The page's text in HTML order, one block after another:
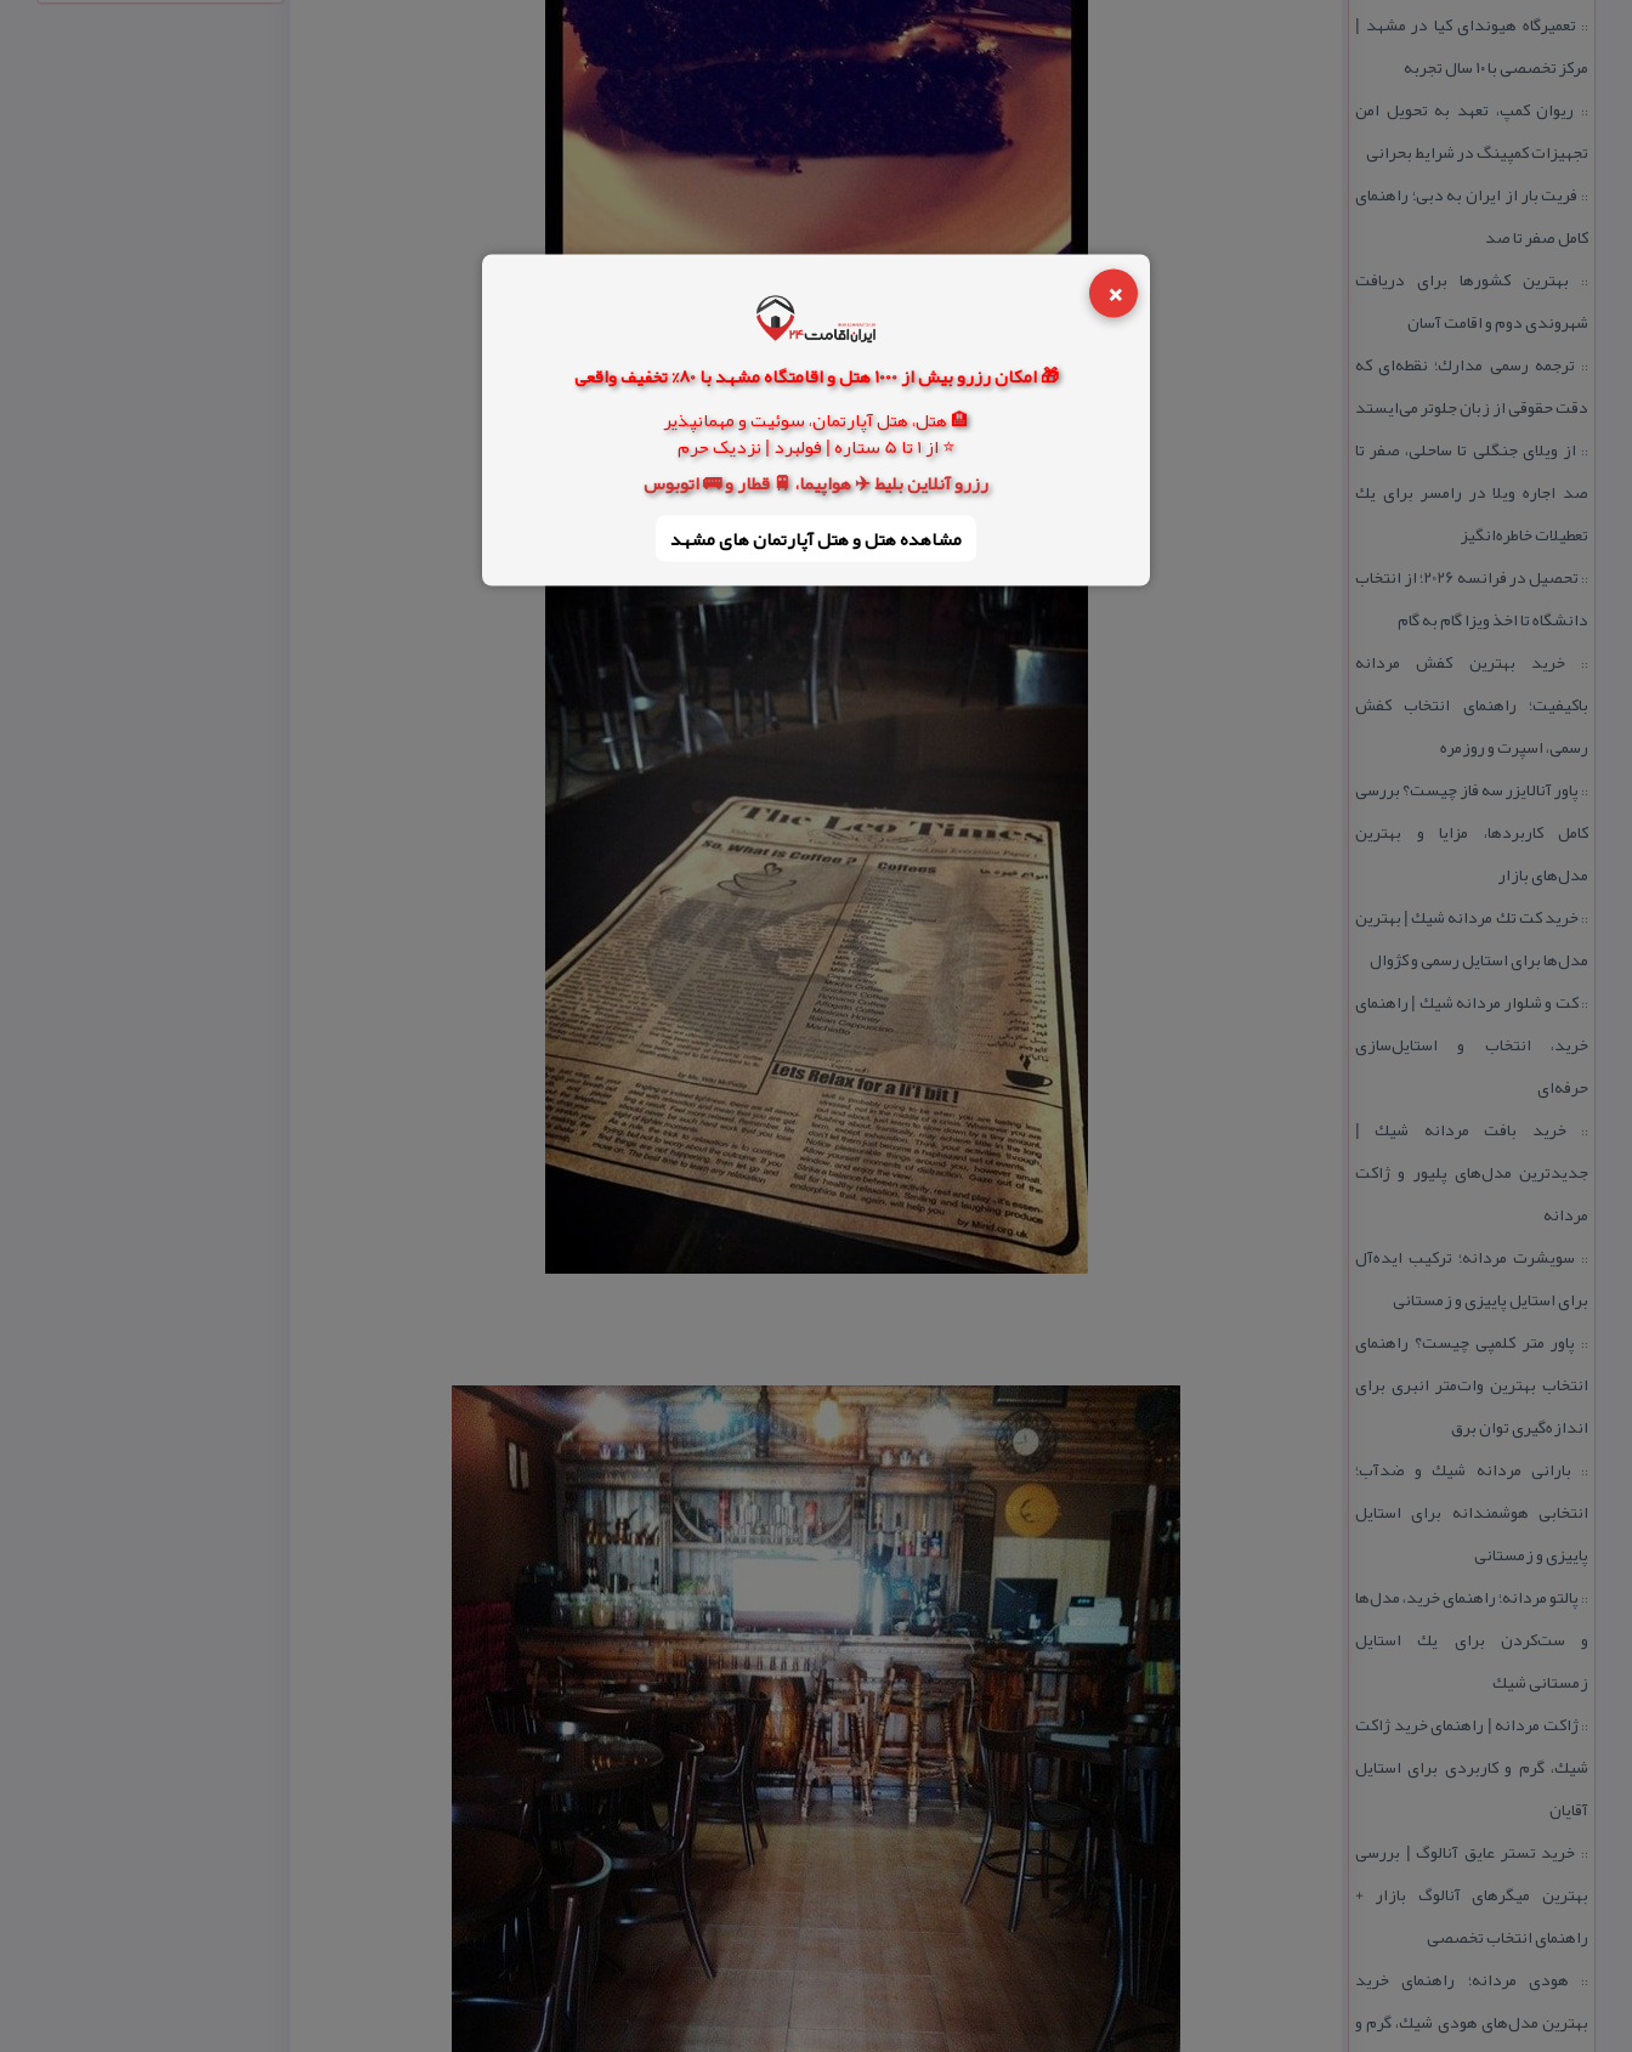
×
🎁 امکان رزرو بیش از 1000 هتل و اقامتگاه مشهد با 80% تخفیف واقعی
🏨 هتل، هتل آپارتمان، سوئیت و مهمانپذیر
⭐ از 1 تا 5 ستاره | فولبرد | نزدیک حرم
رزرو آنلاین بلیط ✈️ هواپیما، 🚆 قطار و 🚌 اتوبوس
مشاهده هتل و هتل‌ آپارتمان های مشهد
:: تعمیرگاه هیوندای كیا در مشهد |
مركز تخصصی با ۱۰ سال تجربه
:: ریوان كمپ، تعهد به تحویل امن
تجهیزات كمپینگ در شرایط بحرانی
:: فریت بار از ایران به دبی؛ راهنمای
كامل صفر تا صد
:: بهترین كشورها برای دریافت
شهروندی دوم و اقامت آسان
:: ترجمه رسمی مدارك؛ نقطه‌ای كه
دقت حقوقی از زبان جلوتر می‌ایستد
:: از ویلای جنگلی تا ساحلی، صفر تا
صد اجاره ویلا در رامسر برای یك
تعطیلات خاطره‌انگیز
::
تحصیل در فرانسه 2026؛ از انتخاب
دانشگاه تا اخذ ویزا گام به گام
::خرید بهترین كفش مردانه
باكیفیت؛ راهنمای انتخاب كفش
رسمی، اسپرت و روزمره
:: پاور آنالایزر سه فاز چیست؟ بررسی
كامل كاربردها، مزایا و بهترین
مدل‌های بازار
::خرید كت تك مردانه شیك | بهترین
مدل‌ها برای استایل رسمی و كژوال
::كت و شلوار مردانه شیك | راهنمای
خرید، انتخاب و استایل‌سازی
حرفه‌ای
::خرید بافت مردانه شیك |
جدیدترین مدل‌های پلیور و ژاكت
مردانه
:: سویشرت مردانه؛ تركیب ایده‌آل
برای استایل پاییزی و زمستانی
:: پاور متر كلمپی چیست؟ راهنمای
انتخاب بهترین وات‌متر انبری برای
اندازه‌گیری توان برق
:: بارانی مردانه شیك و ضدآب؛
انتخابی هوشمندانه برای استایل
پاییزی و زمستانی
:: پالتو مردانه؛ راهنمای خرید، مدل‌ها
و ست‌كردن برای یك استایل
زمستانی شیك
::ژاكت مردانه | راهنمای خرید ژاكت
شیك، گرم و كاربردی برای استایل
آقایان
:: خرید تستر عایق آنالوگ | بررسی
بهترین میگرهای آنالوگ بازار +
راهنمای انتخاب تخصصی
:: هودی مردانه؛ راهنمای خرید
بهترین مدل‌های هودی شیك، گرم و